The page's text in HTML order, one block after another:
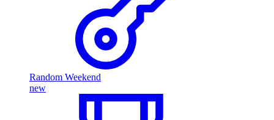
Random Weekend
new